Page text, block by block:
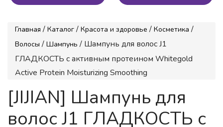
Главная / Каталог / Красота и здоровье / Косметика /
Волосы / Шампунь / Шампунь для волос J1
ГЛАДКОСТЬ с активным протеином Whitegold
Active Protein Moisturizing Smoothing
[JIJIAN] Шампунь для
волос J1 ГЛАДКОСТЬ с